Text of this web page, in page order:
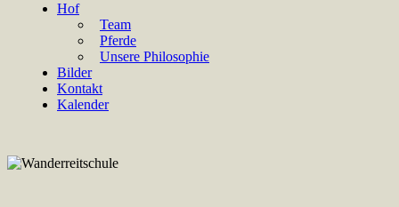
Hof
Team
Pferde
Unsere Philosophie
Bilder
Kontakt
Kalender